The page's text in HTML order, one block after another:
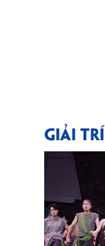
GIẢI TRÍ